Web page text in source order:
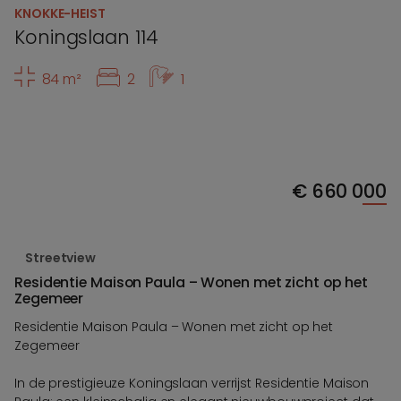
KNOKKE-HEIST
Koningslaan 114
84 m² 2 1
€660 000
Streetview
Residentie Maison Paula – Wonen met zicht op het
Zegemeer
Residentie Maison Paula – Wonen met zicht op het
Zegemeer
In de prestigieuze Koningslaan verrijst Residentie Maison